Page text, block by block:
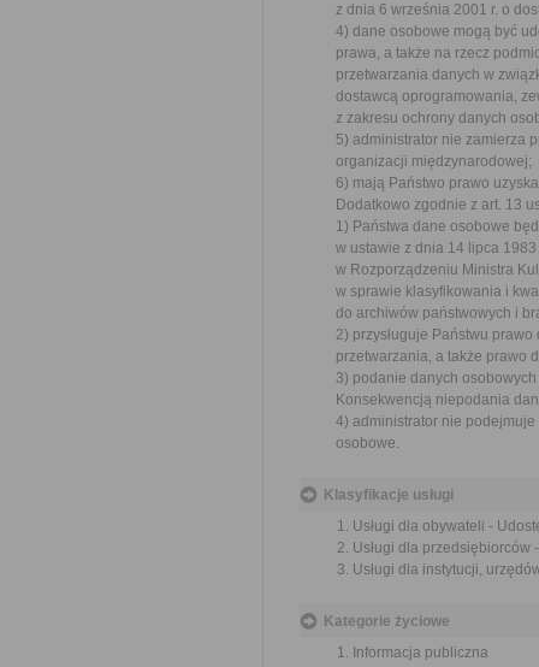
z dnia 6 września 2001 r. o
4) dane osobowe mogą być
prawa, a także na rzecz
przetwarzania danych w
dostawcą oprogramowania,
z zakresu ochrony danych
5) administrator nie zamierza
organizacji międzynarodowej;
6) mają Państwo prawo
Dodatkowo zgodnie z art. 13
1) Państwa dane osobowe
w ustawie z dnia 14 lipca
w Rozporządzeniu Ministra
w sprawie klasyfikowania i
do archiwów państwowych i
2) przysługuje Państwu
przetwarzania, a także prawo
3) podanie danych
Konsekwencją niepodania
4) administrator nie
osobowe.
Klasyfikacje usługi
Usługi dla obywateli -
Usługi dla
Usługi dla instytucji,
Kategorie życiowe
Informacja publiczna